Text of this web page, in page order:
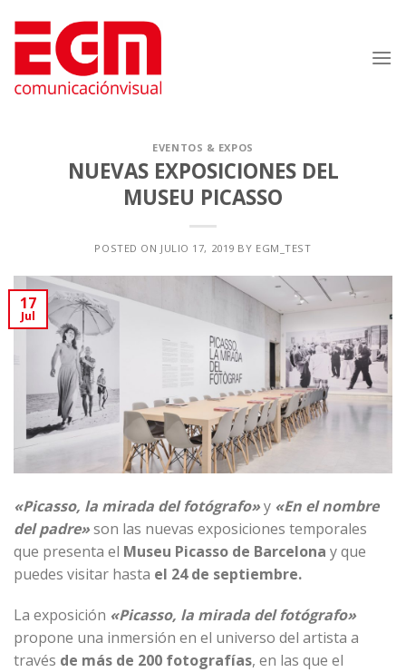
contenido
EVENTOS & EXPOS
NUEVAS EXPOSICIONES DEL
MUSEU PICASSO
POSTED ON JULIO 17, 2019 BY EGM_TEST
17
Jul
«Picasso, la mirada del fotógrafo»y «En el nombre
del padre»son las nuevas exposiciones temporales
que presenta el Museu Picasso de Barcelona y que
puedes visitar hasta el 24 de septiembre.
La exposición «Picasso, la mirada del fotógrafo»
propone una inmersión en el universo del artista a
través de más de 200 fotografías, en las que el